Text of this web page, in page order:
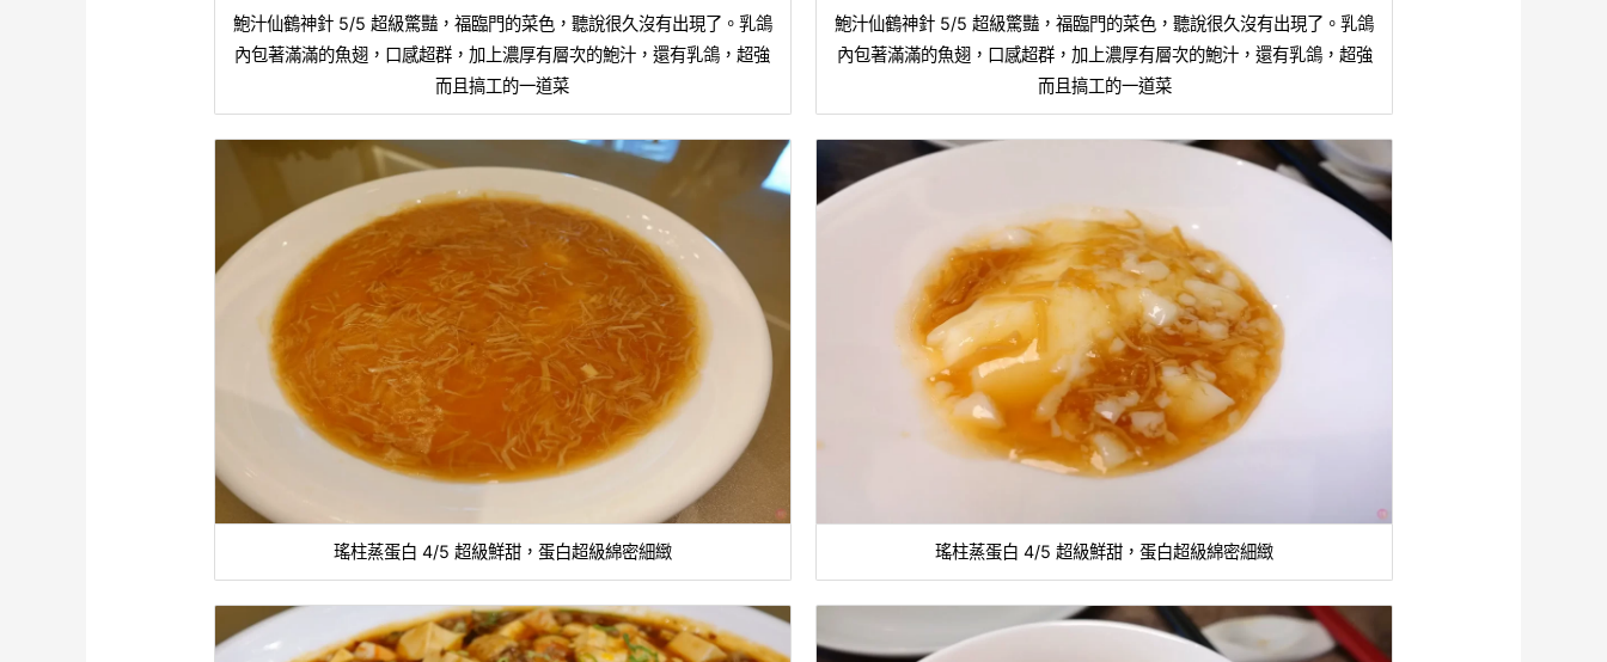
鮑汁仙鶴神針 5/5 超級驚豔，福臨門的菜色，聽說很久沒有出現了。乳鴿
內包著滿滿的魚翅，口感超群，加上濃厚有層次的鮑汁，還有乳鴿，超強
而且搞工的一道菜
鮑汁仙鶴神針 5/5 超級驚豔，福臨門的菜色，聽說很久沒有出現了。乳鴿
內包著滿滿的魚翅，口感超群，加上濃厚有層次的鮑汁，還有乳鴿，超強
而且搞工的一道菜
瑤柱蒸蛋白 4/5 超級鮮甜，蛋白超級綿密細緻 瑤柱蒸蛋白 4/5 超級鮮甜，蛋白超級綿密細緻